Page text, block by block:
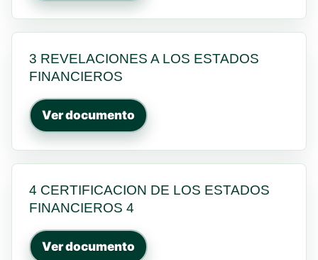
3 REVELACIONES A LOS ESTADOS
FINANCIEROS
Ver documento
4 CERTIFICACION DE LOS ESTADOS
FINANCIEROS 4
Ver documento